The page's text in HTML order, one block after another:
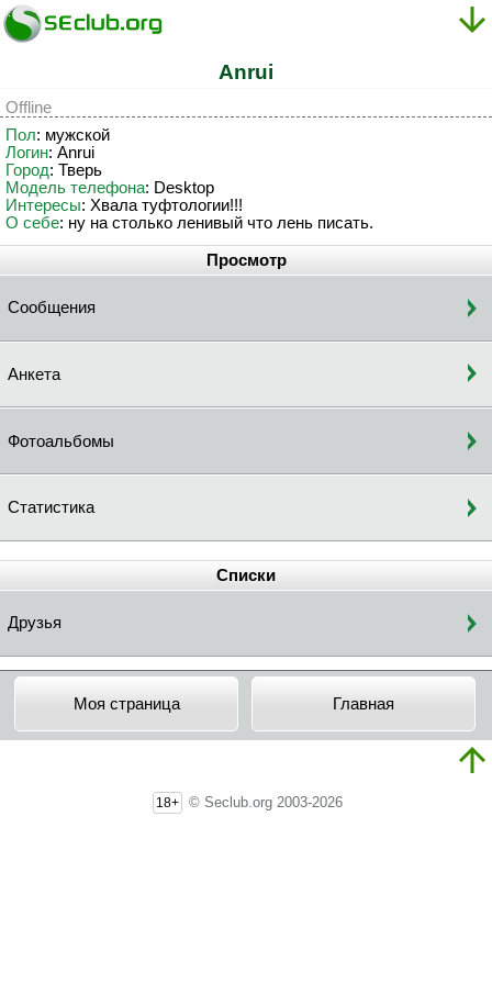
Anrui
Offline
Пол: мужской
Логин: Anrui
Город: Тверь
Модель телефона: Desktop
Интересы: Хвала туфтологии!!!
О себе: ну на столько ленивый что лень писать.
Просмотр
Сообщения
Анкета
Фотоальбомы
Статистика
Списки
Друзья
Моя страница Главная
18+ © Seclub.org 2003-2026